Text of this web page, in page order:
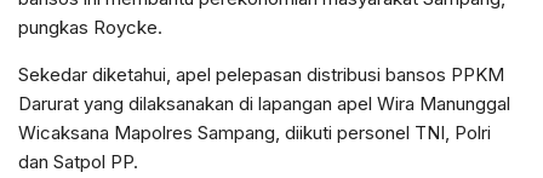
pungkas Roycke.
Sekedar diketahui, apel pelepasan distribusi bansos PPKM
Darurat yang dilaksanakan di lapangan apel Wira Manunggal
Wicaksana Mapolres Sampang, diikuti personel TNI, Polri
dan Satpol PP.